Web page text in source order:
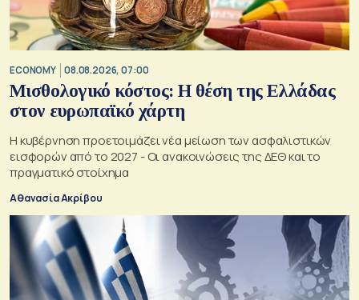
ECONOMY 08.08.2026, 07:00
Μισθολογικό κόστος: Η θέση της Ελλάδας
στον ευρωπαϊκό χάρτη
Η κυβέρνηση προετοιμάζει νέα μείωση των ασφαλιστικών
εισφορών από το 2027 - Οι ανακοινώσεις της ΔΕΘ και το
πραγματικό στοίχημα
Αθανασία Ακρίβου